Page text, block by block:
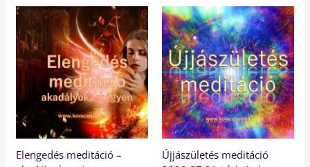
Elengedés meditáció –
Újjászületés meditáció